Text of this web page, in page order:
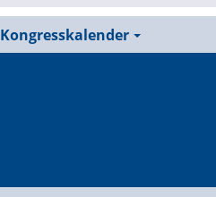
Kongresskalender